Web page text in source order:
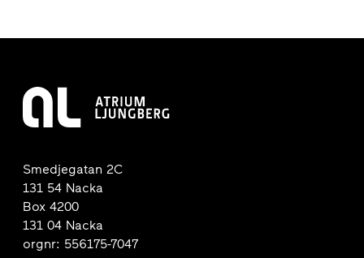
Smedjegatan 2C
131 54 Nacka
Box 4200
131 04 Nacka
orgnr: 556175-7047